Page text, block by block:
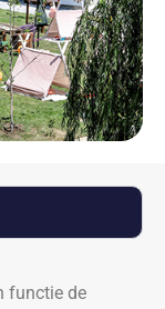
functie de